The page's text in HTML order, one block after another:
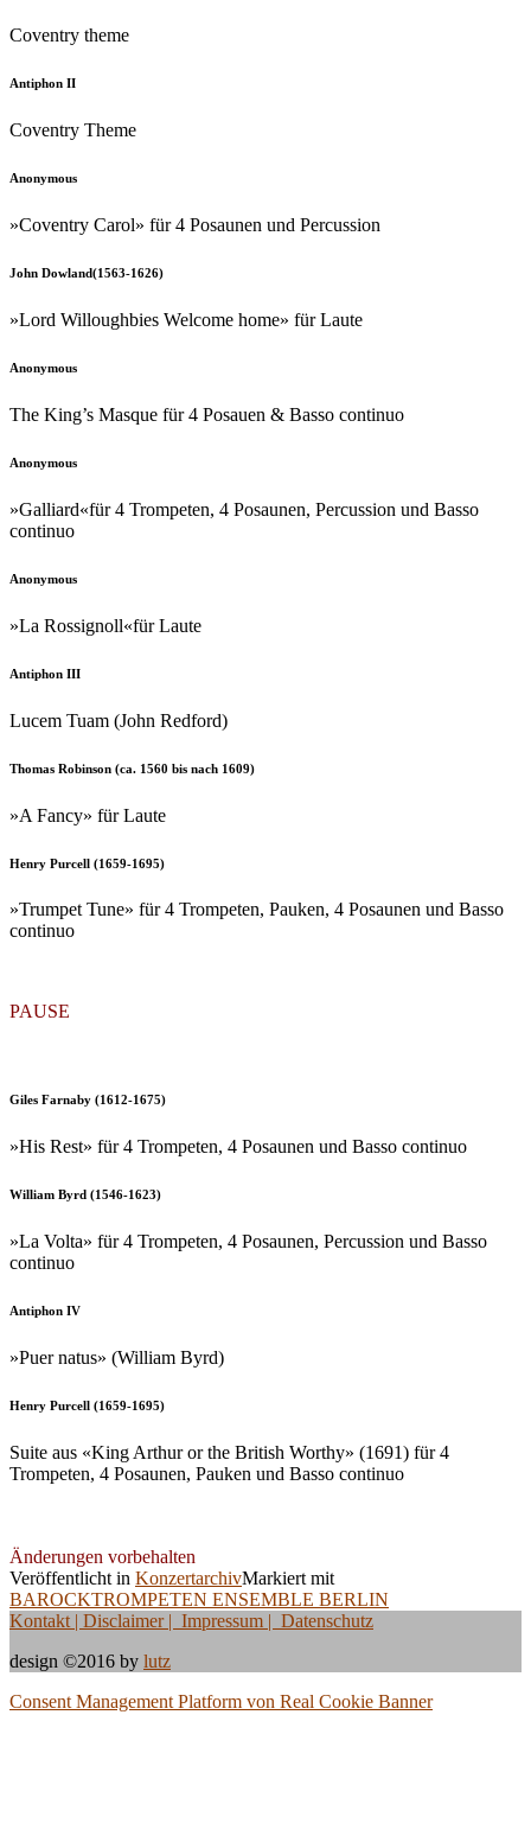
Coventry theme
Antiphon II
Coventry Theme
Anonymous
»Coventry Carol» für 4 Posaunen und Percussion
John Dowland(1563-1626)
»Lord Willoughbies Welcome home» für Laute
Anonymous
The King’s Masque für 4 Posauen & Basso continuo
Anonymous
»Galliard«für 4 Trompeten, 4 Posaunen, Percussion und Basso
continuo
Anonymous
»La Rossignoll«für Laute
Antiphon III
Lucem Tuam (John Redford)
Thomas Robinson (ca. 1560 bis nach 1609)
»A Fancy» für Laute
Henry Purcell (1659-1695)
»Trumpet Tune» für 4 Trompeten, Pauken, 4 Posaunen und Basso
continuo
PAUSE
Giles Farnaby (1612-1675)
»His Rest» für 4 Trompeten, 4 Posaunen und Basso continuo
William Byrd (1546-1623)
»La Volta» für 4 Trompeten, 4 Posaunen, Percussion und Basso
continuo
Antiphon IV
»Puer natus» (William Byrd)
Henry Purcell (1659-1695)
Suite aus «King Arthur or the British Worthy» (1691) für 4
Trompeten, 4 Posaunen, Pauken und Basso continuo
Änderungen vorbehalten
Veröffentlicht in KonzertarchivMarkiert mit
BAROCKTROMPETEN ENSEMBLE BERLIN
Kontakt | Disclaimer | Impressum | Datenschutz
design ©2016 by lutz
Consent Management Platform von Real Cookie Banner